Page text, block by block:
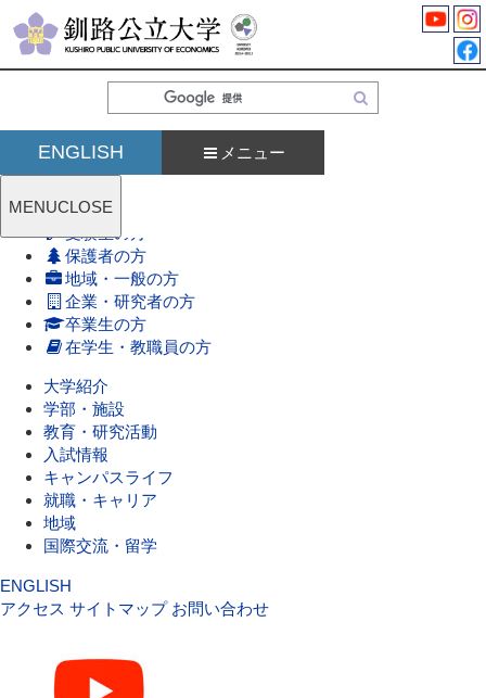
索
ENGLISH メニュー
MENUCLOSE
受験生の方
保護者の方
地域・一般の方
企業・研究者の方
卒業生の方
在学生・教職員の方
大学紹介
学部・施設
教育・研究活動
入試情報
キャンパスライフ
就職・キャリア
地域
国際交流・留学
ENGLISH
アクセス サイトマップ お問い合わせ